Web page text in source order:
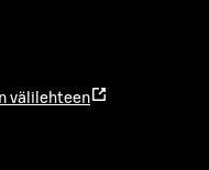
välilehteen